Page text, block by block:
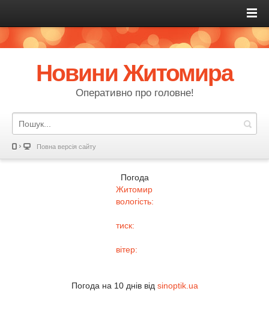
Новини Житомира
Оперативно про головне!
Повна версія сайту
Погода
Житомир
вологість:
тиск:
вітер:
Погода на 10 днів від sinoptik.ua